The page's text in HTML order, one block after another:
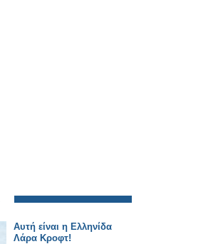
Αυτή είναι η Ελληνίδα
Λάρα Κροφτ!